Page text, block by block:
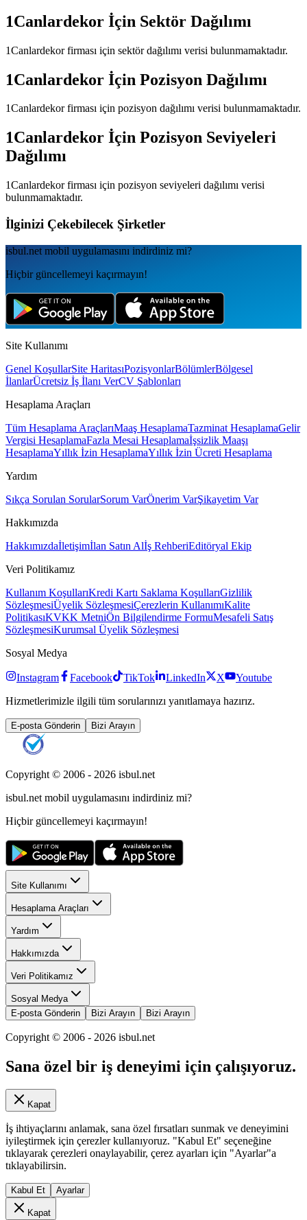
1Canlardekor İçin Sektör Dağılımı
1Canlardekorfirması için sektör dağılımı verisi bulunmamaktadır.
1Canlardekor İçin Pozisyon Dağılımı
1Canlardekorfirması için pozisyon dağılımı verisi bulunmamaktadır.
1Canlardekor İçin Pozisyon Seviyeleri
Dağılımı
1Canlardekorfirması için pozisyon seviyeleri dağılımı verisi
bulunmamaktadır.
İlginizi Çekebilecek Şirketler
isbul.net mobil uygulamаsını indirdiniz mi?
Hiçbir güncellemeyi kaçırmayın!
Site Kullanımı
Genel KoşullarSite HaritasıPozisyonlarBölümlerBölgesel
İlanlarÜcretsiz İş İlanı VerCV Şablonları
Hesaplama Araçları
Tüm Hesaplama AraçlarıMaaş HesaplamaTazminat HesaplamaGelir
Vergisi HesaplamaFazla Mesai Hesaplamaİşsizlik Maaşı
HesaplamaYıllık İzin HesaplamaYıllık İzin Ücreti Hesaplama
Yardım
Sıkça Sorulan SorularSorum VarÖnerim VarŞikayetim Var
Hakkımızda
Hakkımızdaİletişimİlan Satın Alİş RehberiEditöryal Ekip
Veri Politikamız
Kullanım KoşullarıKredi Kartı Saklama KoşullarıGizlilik
SözleşmesiÜyelik SözleşmesiÇerezlerin KullanımıKalite
PolitikasıKVKK MetniÖn Bilgilendirme FormuMesafeli Satış
SözleşmesiKurumsal Üyelik Sözleşmesi
Sosyal Medya
Instagram Facebook TikTok LinkedIn X
Youtube
Hizmetlerimizle ilgili tüm sorularınızı yanıtlamaya hazırız.
E-posta Gönderin Bizi Arayın
Copyright © 2006 - 2026 isbul.net
isbul.net mobil uygulamasını indirdiniz mi?
Hiçbir güncellemeyi kaçırmayın!
Site Kullanımı
Hesaplama Araçları
Yardım
Hakkımızda
Veri Politikamız
Sosyal Medya
E-posta Gönderin
Bizi Arayın Bizi Arayın
Copyright © 2006 - 2026 isbul.net
Sana özel bir iş deneyimi için çalışıyoruz.
Kapat
İş ihtiyaçlarını anlamak, sana özel fırsatları sunmak ve deneyimini
iyileştirmek için çerezler kullanıyoruz. "Kabul Et" seçeneğine
tıklayarak çerezleri onaylayabilir, çerez ayarları için "Ayarlar"a
tıklayabilirsin.
Kabul Et Ayarlar
Kapat